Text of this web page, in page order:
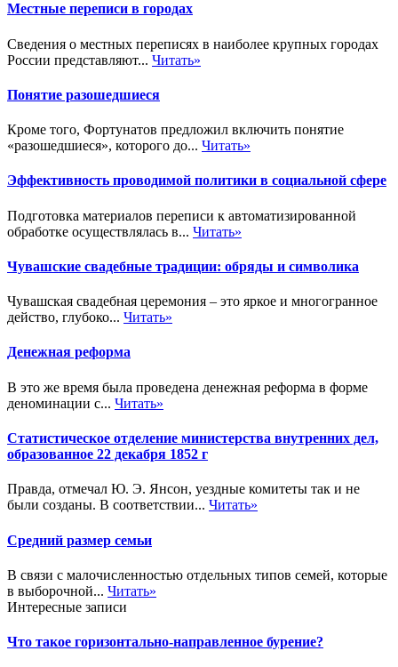
Местные переписи в городах
Сведения о местных переписях в наиболее крупных городах
России представляют... Читать»
Понятие разошедшиеся
Кроме того, Фортунатов предложил включить понятие
«разошедшиеся», которого до... Читать»
Эффективность проводимой политики в социальной сфере
Подготовка материалов переписи к автоматизированной
обработке осуществлялась в... Читать»
Чувашские свадебные традиции: обряды и символика
Чувашская свадебная церемония – это яркое и многогранное
действо, глубоко... Читать»
Денежная реформа
В это же время была проведена денежная реформа в форме
деноминации с... Читать»
Статистическое отделение министерства внутренних дел,
образованное 22 декабря 1852 г
Правда, отмечал Ю. Э. Янсон, уездные комитеты так и не
были созданы. В соответствии... Читать»
Средний размер семьи
В связи с малочисленностью отдельных типов семей, которые
в выборочной... Читать»
Интересные записи
Что такое горизонтально-направленное бурение?